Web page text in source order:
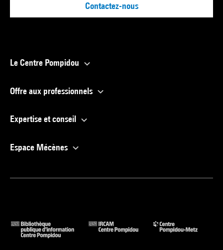
Contactez-nous
Le Centre Pompidou
Offre aux professionnels
Expertise et conseil
Espace Mécènes